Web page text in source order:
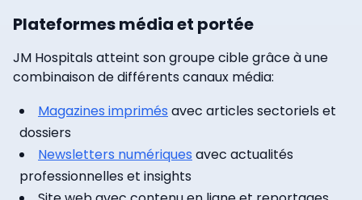
Plateformes média et portée
JM Hospitals atteint son groupe cible grâce à une
combinaison de différents canaux média:
Magazines imprimés avec articles sectoriels et
dossiers
Newsletters numériques avec actualités
professionnelles et insights